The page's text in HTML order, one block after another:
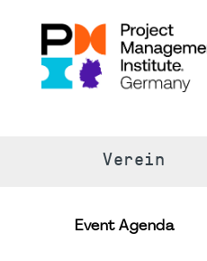
Verein
Event Agenda